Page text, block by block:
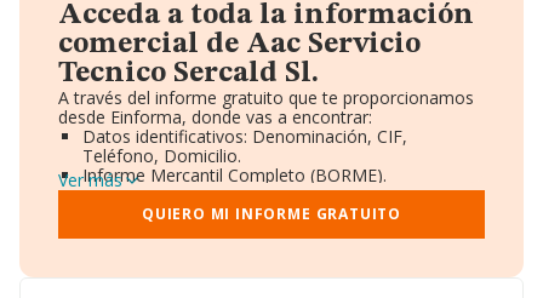
Acceda a toda la información
comercial de Aac Servicio
Tecnico Sercald Sl.
A través del informe gratuito que te proporcionamos
desde Einforma, donde vas a encontrar:
Datos identificativos: Denominación, CIF,
Teléfono, Domicilio.
Informe Mercantil Completo (BORME).
Gráficos de Evolución Ventas y Empleados.
Consejo de Administración y Administradores.
Directivos y Ejecutivos.
Ver más
QUIERO MI INFORME GRATUITO